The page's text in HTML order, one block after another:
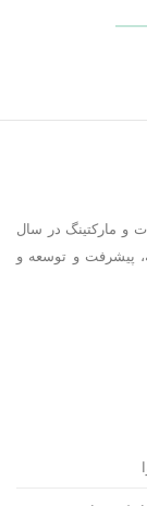
و مارکتینگ در سال
پیشرفت و توسعه و